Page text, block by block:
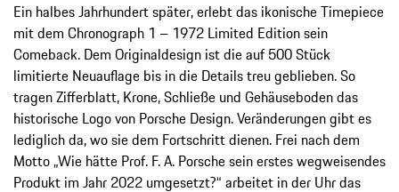
Ein halbes Jahrhundert später, erlebt das ikonische Timepiece
mit dem Chronograph 1 – 1972 Limited Edition sein
Comeback. Dem Originaldesign ist die auf 500 Stück
limitierte Neuauflage bis in die Details treu geblieben. So
tragen Zifferblatt, Krone, Schließe und Gehäuseboden das
historische Logo von Porsche Design. Veränderungen gibt es
lediglich da, wo sie dem Fortschritt dienen. Frei nach dem
Motto „Wie hätte Prof. F. A. Porsche sein erstes wegweisendes
Produkt im Jahr 2022 umgesetzt?“ arbeitet in der Uhr das